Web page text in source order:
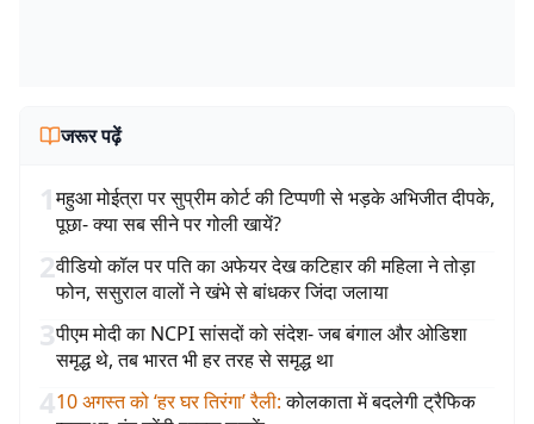
जरूर पढ़ें
1महुआ मोईत्रा पर सुप्रीम कोर्ट की टिप्पणी से भड़के अभिजीत दीपके,
पूछा- क्या सब सीने पर गोली खायें?
2वीडियो कॉल पर पति का अफेयर देख कटिहार की महिला ने तोड़ा
फोन, ससुराल वालों ने खंभे से बांधकर जिंदा जलाया
3पीएम मोदी का NCPI सांसदों को संदेश- जब बंगाल और ओडिशा
समृद्ध थे, तब भारत भी हर तरह से समृद्ध था
410 अगस्त को ‘हर घर तिरंगा’ रैली: कोलकाता में बदलेगी ट्रैफिक